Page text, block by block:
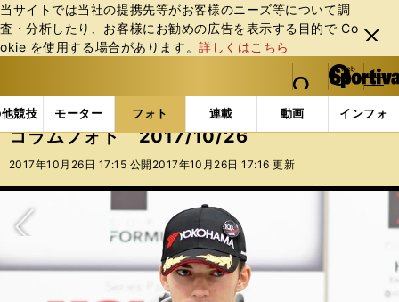
当サイトでは当社の提携先等がお客様のニーズ等について調
査・分析したり、お客様にお勧めの広告を表⽰する⽬的で Co
okie を使⽤する場合があります。詳しくはこちら
閉じ
る
web Sportiva (webスポルティーバ)
検索
マイペ
ー
ジ
メニュ
競技 モーター フォト 連載 動画 インフォ
b
ス
ポ
ル
ー
バ
フォトギャラリー コラムフォト コラムフォト
コラムフォト 2017/10/26
2017年10月26日 17:15 公開 2017年10月26日 17:16 更新